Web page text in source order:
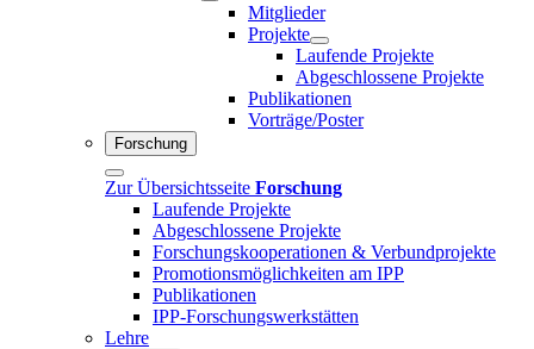
Mitglieder
Projekte
Laufende Projekte
Abgeschlossene Projekte
Publikationen
Vorträge/Poster
Forschung
Zur Übersichtsseite Forschung
Laufende Projekte
Abgeschlossene Projekte
Forschungskooperationen & Verbundprojekte
Promotionsmöglichkeiten am IPP
Publikationen
IPP-Forschungswerkstätten
Lehre